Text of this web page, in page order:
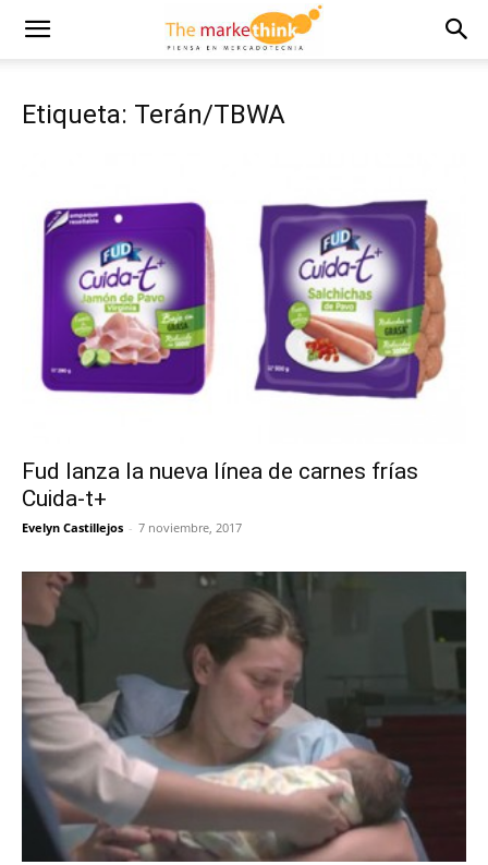
Etiqueta: Terán/TBWA
Fud lanza la nueva línea de carnes frías
Cuida-t+
Evelyn Castillejos - 7 noviembre, 2017